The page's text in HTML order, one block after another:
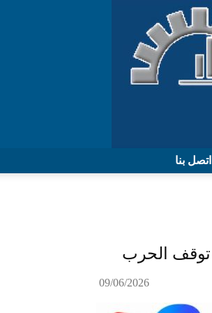
اتصل بنا
توقف الحرب
09/06/2026